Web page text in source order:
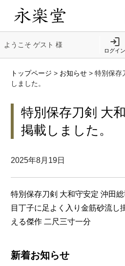
ようこそ ゲスト 様
ログイン
トップページ > お知らせ >特別保存
しました。
特別保存刀剣 大
掲載しました。
2025年8月19日
特別保存刀剣 大和守安定 沖田
目丁子に足よく入り金筋砂流し
える傑作 二尺三寸一分
新着お知らせ